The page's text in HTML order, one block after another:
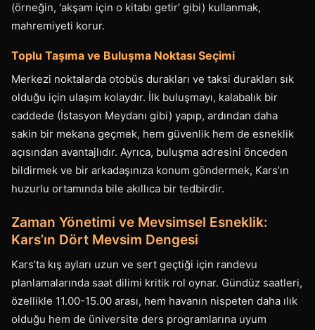
(örneğin, ‘akşam için o kitabı getir’ gibi) kullanmak,
mahremiyeti korur.
Toplu Taşıma ve Buluşma Noktası Seçimi
Merkezi noktalarda otobüs durakları ve taksi durakları sık
olduğu için ulaşım kolaydır. İlk buluşmayı, kalabalık bir
caddede (İstasyon Meydanı gibi) yapıp, ardından daha
sakin bir mekana geçmek, hem güvenlik hem de esneklik
açısından avantajlıdır. Ayrıca, buluşma adresini önceden
bildirmek ve bir arkadaşınıza konum göndermek, Kars’ın
huzurlu ortamında bile akıllıca bir tedbirdir.
Zaman Yönetimi ve Mevsimsel Esneklik:
Kars’ın Dört Mevsim Dengesi
Kars’ta kış ayları uzun ve sert geçtiği için randevu
planlamalarında saat dilimi kritik rol oynar. Gündüz saatleri,
özellikle 11.00-15.00 arası, hem havanın nispeten daha ılık
olduğu hem de üniversite ders programlarına uyum